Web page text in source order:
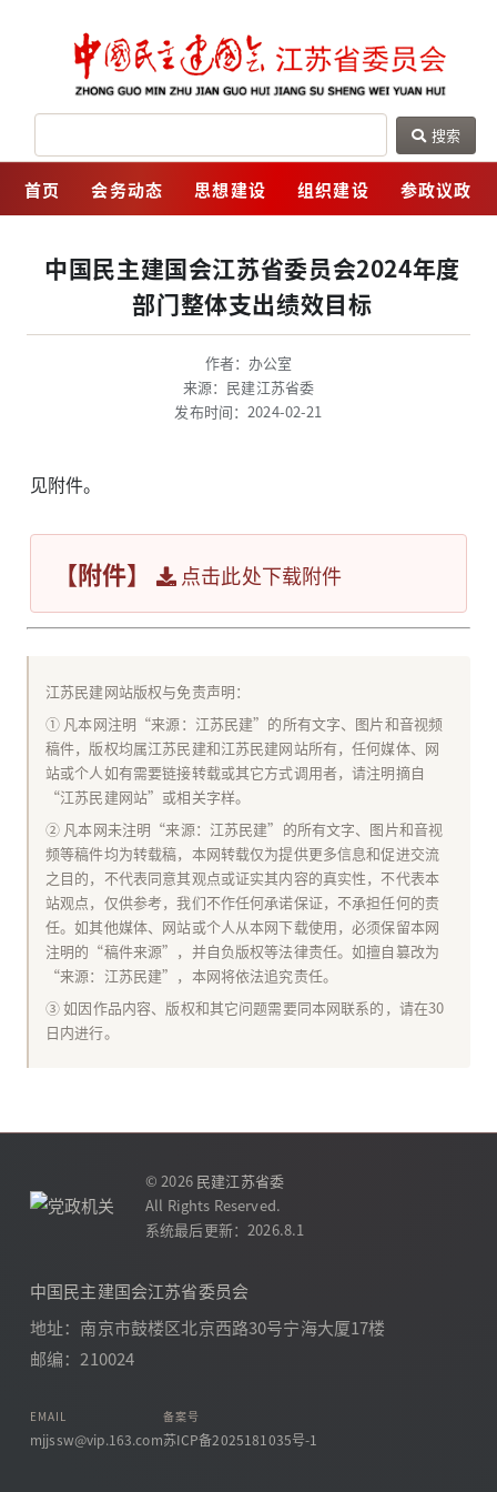
网
搜索
首页 会务动态 思想建设 组织建设 参政议政
中国民主建国会江苏省委员会2024年度
部门整体支出绩效目标
作者：办公室
来源：民建江苏省委
发布时间：2024-02-21
见附件。
【附件】 点击此处下载附件
江苏民建网站版权与免责声明：
① 凡本网注明“来源：江苏民建”的所有文字、图片和音视频
稿件，版权均属江苏民建和江苏民建网站所有，任何媒体、网
站或个人如有需要链接转载或其它方式调用者，请注明摘自
“江苏民建网站”或相关字样。
② 凡本网未注明“来源：江苏民建”的所有文字、图片和音视
频等稿件均为转载稿，本网转载仅为提供更多信息和促进交流
之目的，不代表同意其观点或证实其内容的真实性，不代表本
站观点，仅供参考，我们不作任何承诺保证，不承担任何的责
任。如其他媒体、网站或个人从本网下载使用，必须保留本网
注明的“稿件来源”，并自负版权等法律责任。如擅自篡改为
“来源：江苏民建”，本网将依法追究责任。
③ 如因作品内容、版权和其它问题需要同本网联系的，请在30
日内进行。
© 2026 民建江苏省委
All Rights Reserved.
系统最后更新：2026.8.1
中国民主建国会江苏省委员会
地址：南京市鼓楼区北京西路30号宁海大厦17楼
邮编：210024
EMAIL
mjjssw@vip.163.com
备案号
苏ICP备2025181035号-1